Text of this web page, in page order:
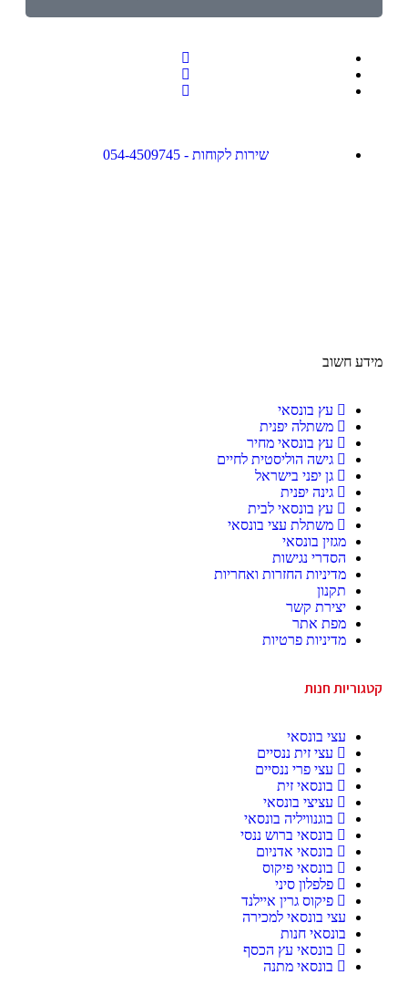
שירות לקוחות - 054-4509745
מידע חשוב
עץ בונסאי
משתלה יפנית
עץ בונסאי מחיר
גישה הוליסטית לחיים
גן יפני בישראל
גינה יפנית
עץ בונסאי לבית
משתלת עצי בונסאי
מגזין בונסאי
הסדרי נגישות
מדיניות החזרות ואחריות
תקנון
יצירת קשר
מפת אתר
מדיניות פרטיות
קטגוריות חנות
עצי בונסאי
עצי זית ננסיים
עצי פרי ננסיים
בונסאי זית
עציצי בונסאי
בוגנוויליה בונסאי
בונסאי ברוש ננסי
בונסאי אדניום
בונסאי פיקוס
פלפלון סיני
פיקוס גרין איילנד
עצי בונסאי למכירה
בונסאי חנות
בונסאי עץ הכסף
בונסאי מתנה